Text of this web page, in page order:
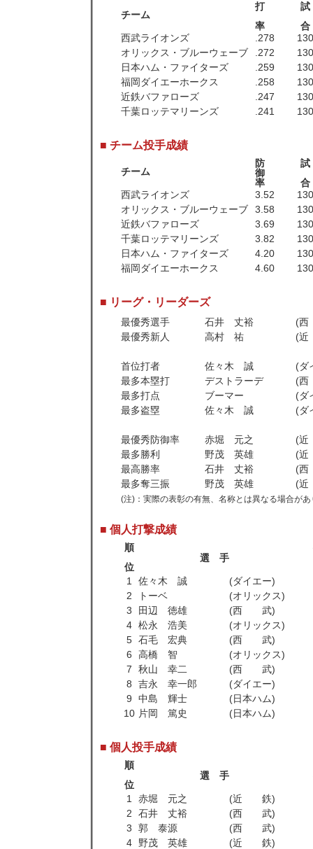
チーム
打
率
試
合
西武ライオンズ
.278
オリックス・ブルーウェーブ
.272
日本ハム・ファイターズ
.259
福岡ダイエーホークス
.258
近鉄バファローズ
.247
千葉ロッテマリーンズ
.241
■ チーム投手成績
チーム
防
御
率
試
合
西武ライオンズ
3.52
オリックス・ブルーウェーブ
3.58
近鉄バファローズ
3.69
千葉ロッテマリーンズ
3.82
日本ハム・ファイターズ
4.20
福岡ダイエーホークス
4.60
■ リーグ・リーダーズ
最優秀選手 石井 丈裕
(
最優秀新人
高村 祐 (
首位打者 佐々木 誠
(ダ
最多本塁打
デストラーデ
(
最多打点
ブーマー
(ダ
最多盗塁
佐々木 誠 (ダ
最優秀防御率 赤堀 元之
(
最多勝利
野茂 英雄
(
最高勝率
石井 丈裕
(
最多奪三振
野茂 英雄 (
(注)：実際の表彰の有無、名称とは異なる場合があ
■ 個人打撃成績
順
位
選 手
1 佐々木 誠
(ダイエー)
2
トーベ
(オリックス)
3
田辺 徳雄
(西 武)
4 松永 浩美
(オリックス)
5 石毛 宏典
(西 武)
6
高橋 智
(オリックス)
7
秋山 幸二
(西 武)
8
吉永 幸一郎
(ダイエー)
9
中島 輝士
(日本ハム)
10 片岡 篤史 (日本ハム)
■ 個人投手成績
順
位
選 手
1 赤堀 元之
(近 鉄)
2
石井 丈裕
(西 武)
3
郭 泰源
(西 武)
4
野茂 英雄
(近 鉄)